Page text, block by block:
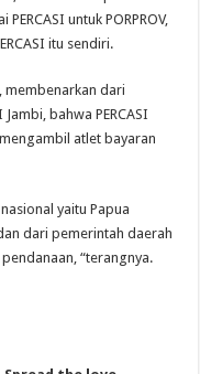
untuk PORPROV,
itu sendiri.
membenarkan dari
bahwa PERCASI
atlet bayaran
yaitu Papua
dari pemerintah daerah
“terangnya.